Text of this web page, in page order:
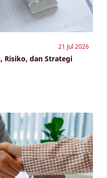
21 Jul 2026
Risiko, dan Strategi